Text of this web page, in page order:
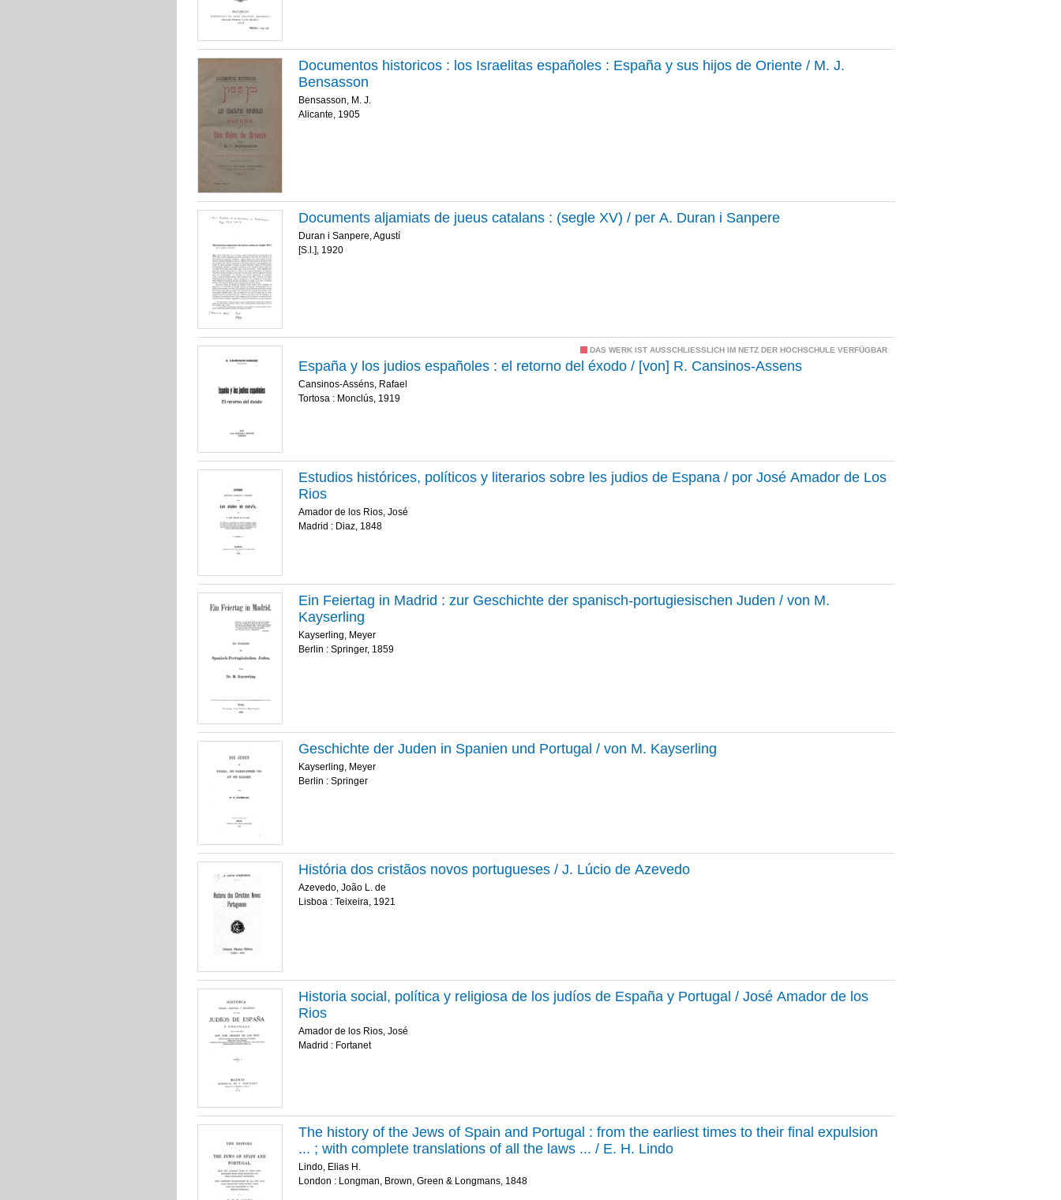
Documentos historicos : los Israelitas españoles : España y sus hijos de Oriente / M. J.
Bensasson
Bensasson, M. J.
Alicante, 1905
Documents aljamiats de jueus catalans : (segle XV) / per A. Duran i Sanpere
Duran i Sanpere, Agustí
[S.l.], 1920
DAS WERK IST AUSSCHLIESSLICH IM NETZ DER HOCHSCHULE VERFÜGBAR
España y los judios españoles : el retorno del éxodo / [von] R. Cansinos-Assens
Cansinos-Asséns, Rafael
Tortosa : Monclús, 1919
Estudios histórices, políticos y literarios sobre les judios de Espana / por José Amador de Los
Rios
Amador de los Rios, José
Madrid : Diaz, 1848
Ein Feiertag in Madrid : zur Geschichte der spanisch-portugiesischen Juden / von M.
Kayserling
Kayserling, Meyer
Berlin : Springer, 1859
Geschichte der Juden in Spanien und Portugal / von M. Kayserling
Kayserling, Meyer
Berlin : Springer
História dos cristãos novos portugueses / J. Lúcio de Azevedo
Azevedo, João L. de
Lisboa : Teixeira, 1921
Historia social, política y religiosa de los judíos de España y Portugal / José Amador de los
Rios
Amador de los Rios, José
Madrid : Fortanet
The history of the Jews of Spain and Portugal : from the earliest times to their final expulsion
... ; with complete translations of all the laws ... / E. H. Lindo
Lindo, Elias H.
London : Longman, Brown, Green & Longmans, 1848